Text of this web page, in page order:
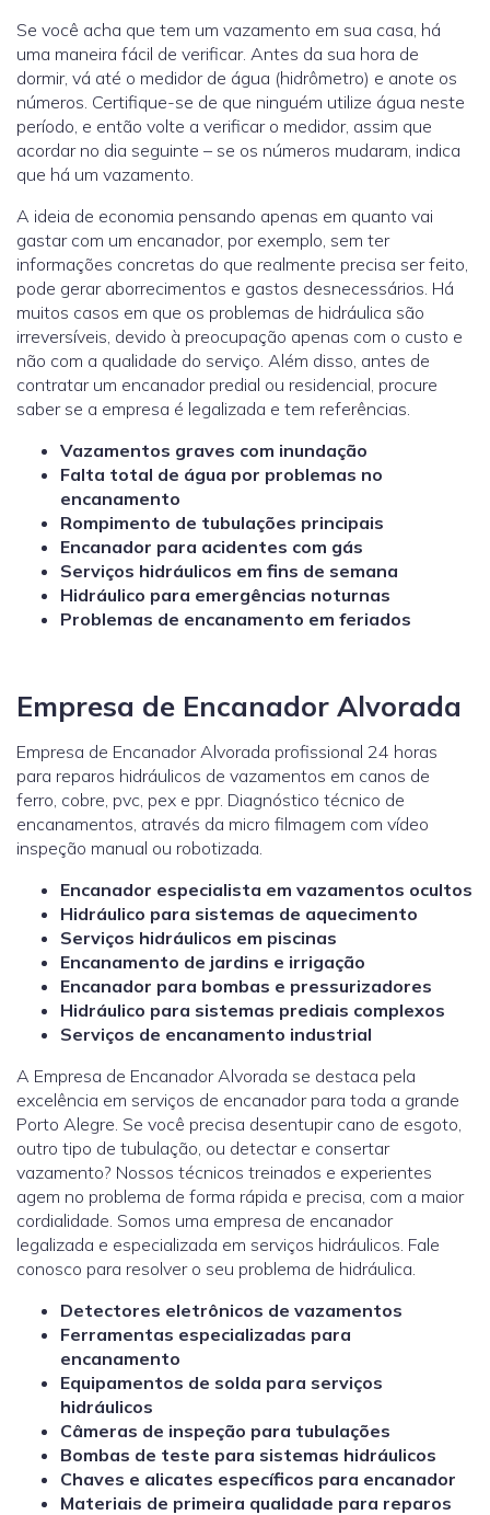
Se você acha que tem um vazamento em sua casa, há
uma maneira fácil de verificar. Antes da sua hora de
dormir, vá até o medidor de água (hidrômetro) e anote os
números. Certifique-se de que ninguém utilize água neste
período, e então volte a verificar o medidor, assim que
acordar no dia seguinte – se os números mudaram, indica
que há um vazamento.
A ideia de economia pensando apenas em quanto vai
gastar com um encanador, por exemplo, sem ter
informações concretas do que realmente precisa ser feito,
pode gerar aborrecimentos e gastos desnecessários. Há
muitos casos em que os problemas de hidráulica são
irreversíveis, devido à preocupação apenas com o custo e
não com a qualidade do serviço. Além disso, antes de
contratar um encanador predial ou residencial, procure
saber se a empresa é legalizada e tem referências.
Vazamentos graves com inundação
Falta total de água por problemas no
encanamento
Rompimento de tubulações principais
Encanador para acidentes com gás
Serviços hidráulicos em fins de semana
Hidráulico para emergências noturnas
Problemas de encanamento em feriados
Empresa de Encanador Alvorada
Empresa de Encanador Alvorada profissional 24 horas
para reparos hidráulicos de vazamentos em canos de
ferro, cobre, pvc, pex e ppr. Diagnóstico técnico de
encanamentos, através da micro filmagem com vídeo
inspeção manual ou robotizada.
Encanador especialista em vazamentos ocultos
Hidráulico para sistemas de aquecimento
Serviços hidráulicos em piscinas
Encanamento de jardins e irrigação
Encanador para bombas e pressurizadores
Hidráulico para sistemas prediais complexos
Serviços de encanamento industrial
A Empresa de Encanador Alvorada se destaca pela
excelência em serviços de encanador para toda a grande
Porto Alegre. Se você precisa desentupir cano de esgoto,
outro tipo de tubulação, ou detectar e consertar
vazamento? Nossos técnicos treinados e experientes
agem no problema de forma rápida e precisa, com a maior
cordialidade. Somos uma empresa de encanador
legalizada e especializada em serviços hidráulicos. Fale
conosco para resolver o seu problema de hidráulica.
Detectores eletrônicos de vazamentos
Ferramentas especializadas para
encanamento
Equipamentos de solda para serviços
hidráulicos
Câmeras de inspeção para tubulações
Bombas de teste para sistemas hidráulicos
Chaves e alicates específicos para encanador
Materiais de primeira qualidade para reparos